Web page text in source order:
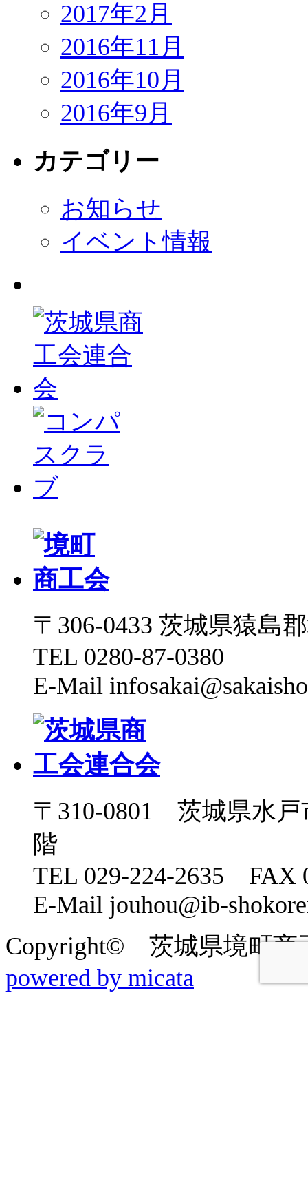
2017年2月
2016年11月
2016年10月
2016年9月
カテゴリー
お知らせ
イベント情報
〒306-0433 茨城県猿島
TEL 0280-87-0380
E-Mail
〒310-0801 茨城県水
階
TEL 029-224-2635 FAX
E-Mail jouhou@ib-
Copyright© 茨城県境町商
powered by micata